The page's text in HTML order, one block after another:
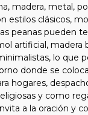
madera, metal,
estilos clásicos,
peanas pueden
artificial, madera
lo que
donde se
hogares,
y como
a la oración y